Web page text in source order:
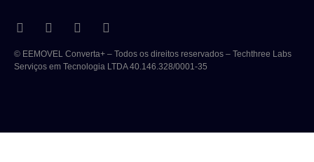
© EEMOVEL Converta+ – Todos os direitos reservados – Techthree Labs
Serviços em Tecnologia LTDA 40.146.328/0001-35